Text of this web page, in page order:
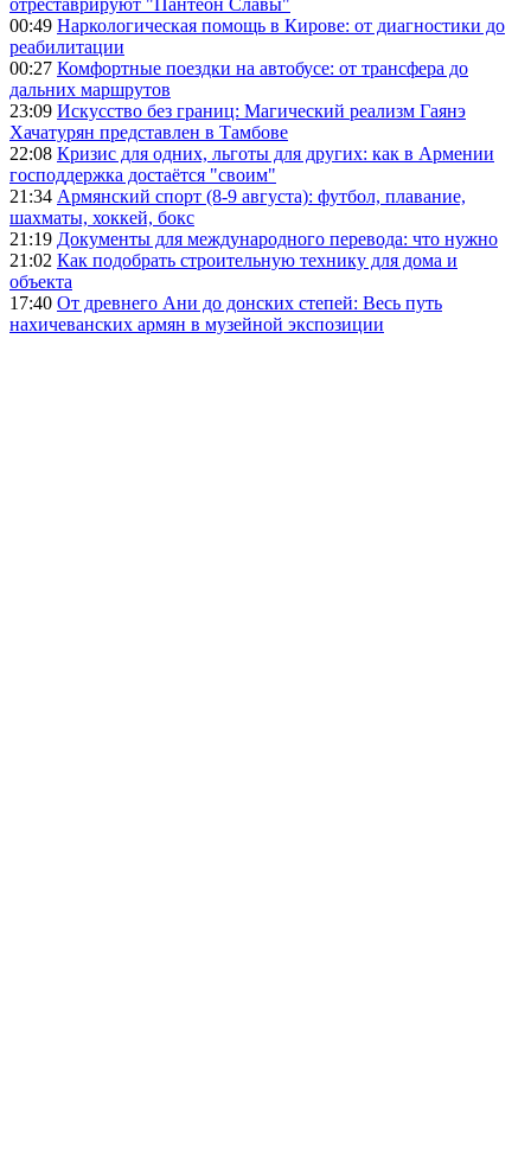
отреставрируют "Пантеон Славы"
00:49 Наркологическая помощь в Кирове: от диагностики до
реабилитации
00:27 Комфортные поездки на автобусе: от трансфера до
дальних маршрутов
23:09 Искусство без границ: Магический реализм Гаянэ
Хачатурян представлен в Тамбове
22:08 Кризис для одних, льготы для других: как в Армении
господдержка достаётся "своим"
21:34 Армянский спорт (8-9 августа): футбол, плавание,
шахматы, хоккей, бокс
21:19 Документы для международного перевода: что нужно
21:02 Как подобрать строительную технику для дома и
объекта
17:40 От древнего Ани до донских степей: Весь путь
нахичеванских армян в музейной экспозиции